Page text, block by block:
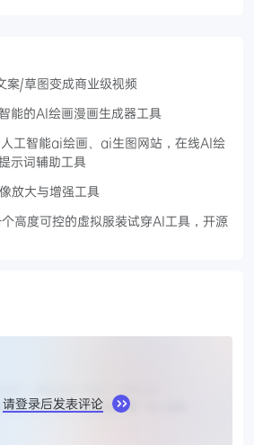
/草图变成商业级视频
能的AI绘画漫画生成器工具
工智能ai绘画、ai生图网站，在线AI绘
示词辅助工具
放大与增强工具
高度可控的虚拟服装试穿AI工具，开源
请登录后发表评论